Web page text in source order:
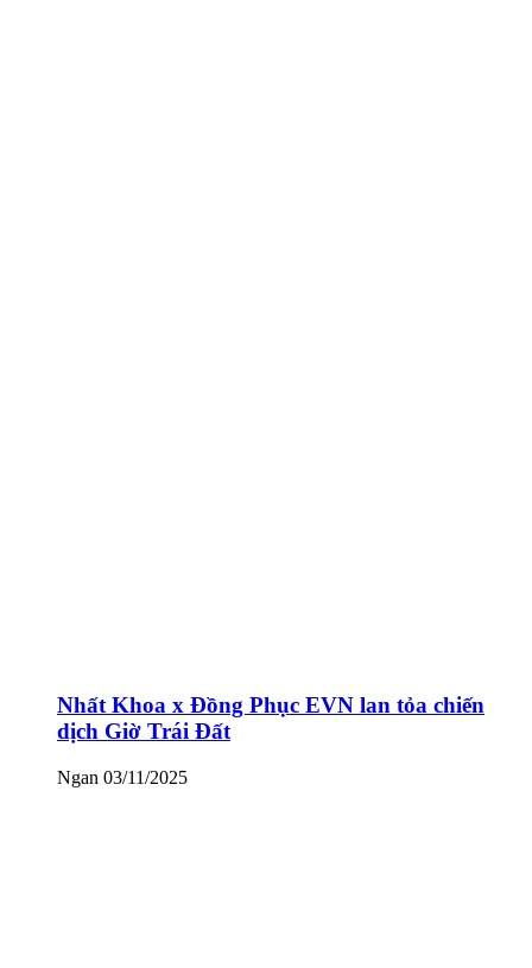
Nhất Khoa x Đồng Phục EVN lan tỏa chiến
dịch Giờ Trái Đất
Ngan 03/11/2025